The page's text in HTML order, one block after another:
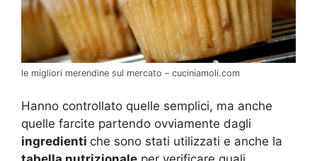
le migliori merendine sul mercato – cuciniamoli.com
Hanno controllato quelle semplici, ma anche
quelle farcite partendo ovviamente dagli
ingredienti che sono stati utilizzati e anche la